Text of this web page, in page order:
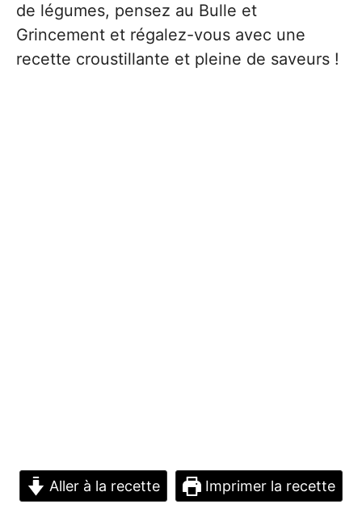
de légumes, pensez au Bulle et
Grincement et régalez-vous avec une
recette croustillante et pleine de saveurs !
Aller à la recette Imprimer la recette